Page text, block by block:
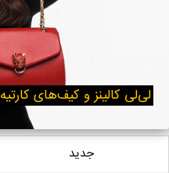
لی‌لی کالینز و کیف‌ها‌ی کارتیه
جدید